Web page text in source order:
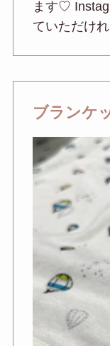
ます♡
ていただけ
ブラン